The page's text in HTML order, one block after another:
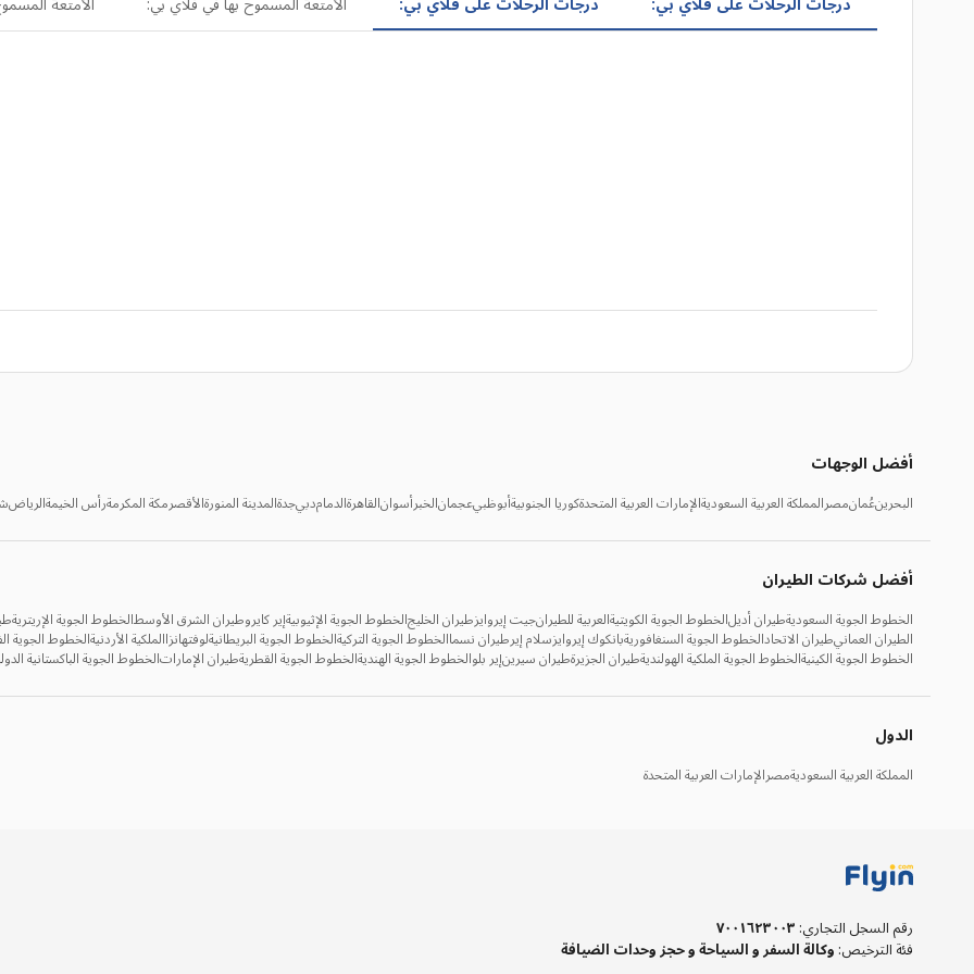
أفضل الوجهات
البحرينعُمانمصرالمملكة العربية السعوديةالإمارات العربية المتحدةكوريا الجنوبيةأبوظبيعجمانالخبرأسوانالقاهرةالدمامدبيجدةالمدينة المنورةالأقصرمكة المكرمةرأس الخيمةالرياض
أفضل شركات الطيران
الخطوط الجوية السعوديةطيران أديلالخطوط الجوية الكويتيةالعربية للطيرانجيت إيروايزطيران الخليجالخطوط الجوية الإثيوبيةإير كايروطيران الشرق الأوسطالخطوط الجوية الإريترية
الطيران العمانيطيران الاتحادالخطوط الجوية السنغافوريةبانكوك إيروايزسلام إيرطيران نسماالخطوط الجوية التركيةالخطوط الجوية البريطانيةلوفتهانزاالملكية الأردنيةالخطوط الجوية
الخطوط الجوية الكينيةالخطوط الجوية الملكية الهولنديةطيران الجزيرةطيران سيرينإير بلوالخطوط الجوية الهنديةالخطوط الجوية القطريةطيران الإماراتالخطوط الجوية الباكستانية
الدول
المملكة العربية السعوديةمصرالإمارات العربية المتحدة
رقم السجل التجاري:٧٠٠١٦٢٣٠٠٣
فئة الترخيص:وكالة السفر و السياحة و حجز وحدات الضيافة